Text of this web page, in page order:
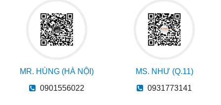
MR. HÙNG (HÀ NỘI)
0901556022
MS. NHƯ (Q.11)
0931773141